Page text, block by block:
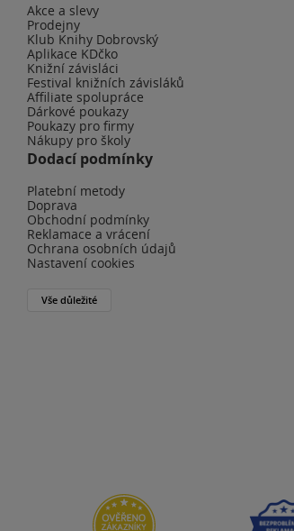
Akce a slevy
Prodejny
Klub Knihy Dobrovský
Aplikace KDčko
Knižní závisláci
Festival knižních závisláků
Affiliate spolupráce
Dárkové poukazy
Poukazy pro firmy
Nákupy pro školy
Dodací podmínky
Platební metody
Doprava
Obchodní podmínky
Reklamace a vrácení
Ochrana osobních údajů
Nastavení cookies
Vše důležité